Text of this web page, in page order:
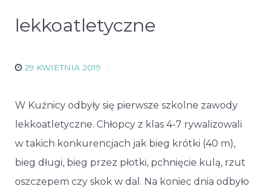
lekkoatletyczne
29 KWIETNIA 2019
W Kuźnicy odbyły się pierwsze szkolne zawody
lekkoatletyczne. Chłopcy z klas 4-7 rywalizowali
w takich konkurencjach jak bieg krótki (40 m),
bieg długi, bieg przez płotki, pchnięcie kulą, rzut
oszczepem czy skok w dal. Na koniec dnia odbyło